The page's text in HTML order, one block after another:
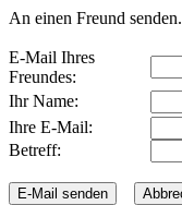
An einen Freund senden.
E-Mail Ihres
Freundes:
Ihr Name:
Ihre E-Mail:
Betreff: